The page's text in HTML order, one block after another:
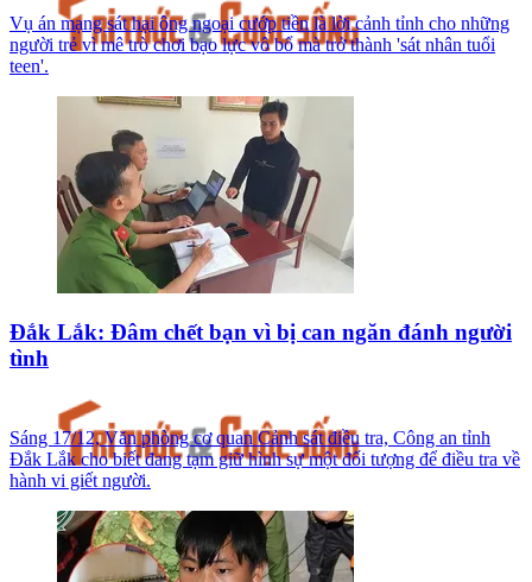
Vụ án mạng sát hại ông ngoại cướp tiền là lời cảnh tỉnh cho những
người trẻ vì mê trò chơi bạo lực vô bổ mà trở thành 'sát nhân tuổi
teen'.
Đắk Lắk: Đâm chết bạn vì bị can ngăn đánh người
tình
Sáng 17/12, Văn phòng cơ quan Cảnh sát điều tra, Công an tỉnh
Đắk Lắk cho biết đang tạm giữ hình sự một đối tượng để điều tra về
hành vi giết người.